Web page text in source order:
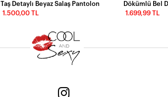
Taş Detaylı Beyaz Salaş Pantolon
1.500,00 TL
Dökümlü Bel
1.699,99 TL